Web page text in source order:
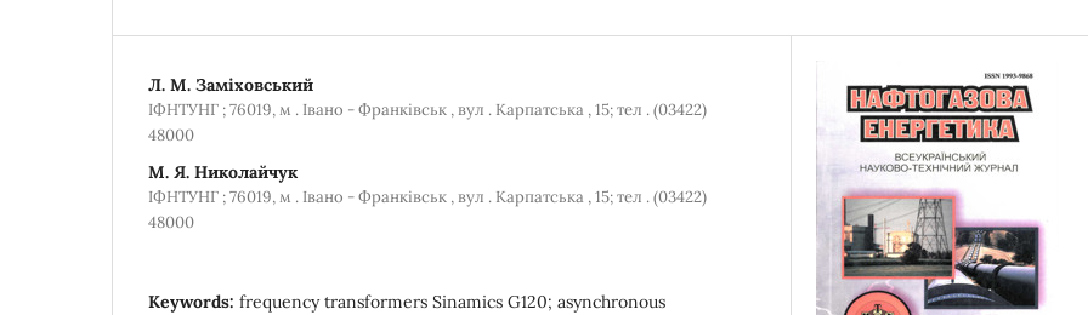
Л. М. Заміховський
ІФНТУНГ ; 76019, м . Івано - Франківськ , вул . Карпатська , 15; тел . (03422)
48000
М. Я. Николайчук
ІФНТУНГ ; 76019, м . Івано - Франківськ , вул . Карпатська , 15; тел . (03422)
48000
Keywords: frequency transformers Sinamics G120; asynchronous